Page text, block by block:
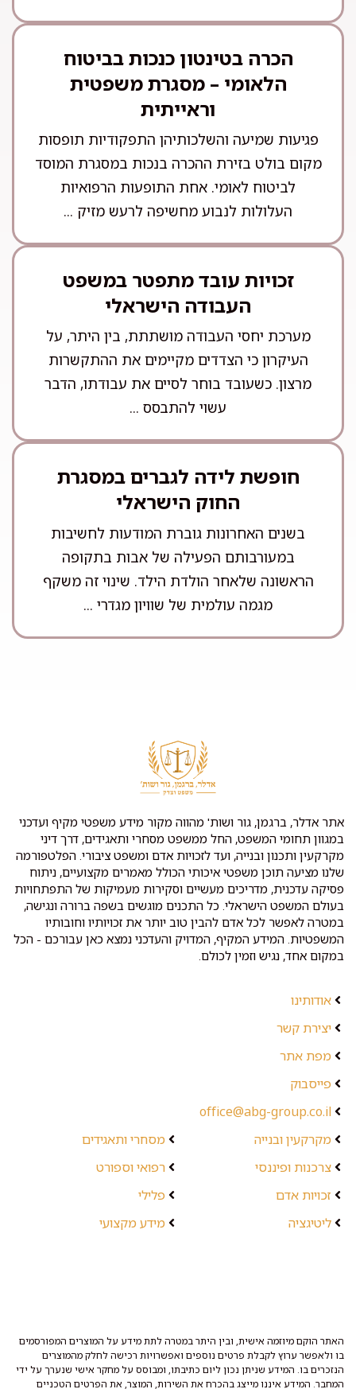
הכרה בטינטון כנכות בביטוח
הלאומי – מסגרת משפטית
וראייתית
פגיעות שמיעה והשלכותיהן התפקודיות תופסות
מקום בולט בזירת ההכרה בנכות במסגרת המוסד
לביטוח לאומי. אחת התופעות הרפואיות
העלולות לנבוע מחשיפה לרעש מזיק ...
זכויות עובד מתפטר במשפט
העבודה הישראלי
מערכת יחסי העבודה מושתתת, בין היתר, על
העיקרון כי הצדדים מקיימים את ההתקשרות
מרצון. כשעובד בוחר לסיים את עבודתו, הדבר
עשוי להתבסס ...
חופשת לידה לגברים במסגרת
החוק הישראלי
בשנים האחרונות גוברת המודעות לחשיבות
במעורבותם הפעילה של אבות בתקופה
הראשונה שלאחר הולדת הילד. שינוי זה משקף
מגמה עולמית של שוויון מגדרי ...
אתר אדלר, ברגמן, גור ושות' מהווה מקור מידע משפטי מקיף ועדכני
במגוון תחומי המשפט, החל ממשפט מסחרי ותאגידים, דרך דיני
מקרקעין ותכנון ובנייה, ועד לזכויות אדם ומשפט ציבורי. הפלטפורמה
שלנו מציעה תוכן משפטי איכותי הכולל מאמרים מקצועיים, ניתוח
פסיקה עדכנית, מדריכים מעשיים וסקירות מעמיקות של התפתחויות
בעולם המשפט הישראלי. כל התכנים מוגשים בשפה ברורה ונגישה,
במטרה לאפשר לכל אדם להבין טוב יותר את זכויותיו וחובותיו
המשפטיות. המידע המקיף, המדויק והעדכני נמצא כאן עבורכם - הכל
במקום אחד, נגיש וזמין לכולם.
אודותינו
יצירת קשר
מפת אתר
פייסבוק
office@abg-group.co.il
מקרקעין ובנייה
צרכנות ופיננסי
זכויות אדם
ליטיגציה
מסחרי ותאגידים
רפואי וספורט
פלילי
מידע מקצועי
האתר הוקם מיוזמה אישית, ובין היתר במטרה לתת מידע על המוצרים המפורסמים
בו ולאפשר ערוץ לקבלת פרטים נוספים ואפשרויות רכישה לחלק מהמוצרים
הנזכרים בו. המידע שניתן נכון ליום כתיבתו, ומבוסס על מחקר אישי שנערך על ידי
המחבר. המידע איננו מייצג בהכרח את השירות, המוצר, את הפרטים הטכניים